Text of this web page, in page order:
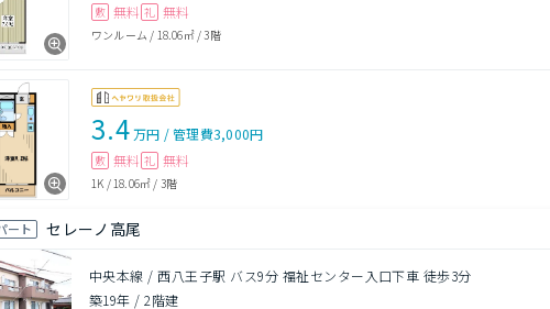
敷 無料 礼 無料
ワンルーム / 18.06㎡/3階
3.4万円 /管理費3,000円
敷 無料 礼 無料
1K /18.06㎡ / 3階
ート セレーノ高尾
中央本線 / 西八王子駅 バス9分 福祉センター入口下車 徒歩3分
築19年 /2階建